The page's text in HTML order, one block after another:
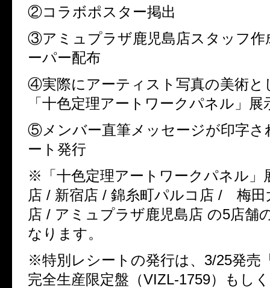
②コラボポスター掲出
③アミュプラザ鹿児島店スタッフ作
ーパー配布
④実際にアーティスト写真の美術と
「十色定理アートワークパネル」展
⑤メンバー直筆メッセージが印字さ
ート発行
※
「十色定理アートワークパネル」
店 / 新宿店 / 錦糸町パルコ店 / 梅田
店 / アミュプラザ鹿児島店 の5店舗
なります。
※特別レシートの発行は、 3/25発売
完全生産限定盤（VIZL-1759）もし